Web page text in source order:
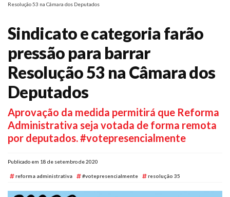
Resolução 53 na Câmara dos Deputados
Sindicato e categoria farão
pressão para barrar
Resolução 53 na Câmara dos
Deputados
Aprovação da medida permitirá que Reforma
Administrativa seja votada de forma remota
por deputados. #votepresencialmente
Publicado em 18 de setembro de 2020
reforma administrativa #votepresencialmente resolução 35
Jurídico
O Sindicato
Agenda
Casa do Alto
Sede Campestre
Nossos Convênios
Gympass Wellhub
Seguro Auto
Plano de Saúde
Assistência Funeral
Pós-graduação
FacebookInstagramTwitter YoutubeTikTok Whatsapp